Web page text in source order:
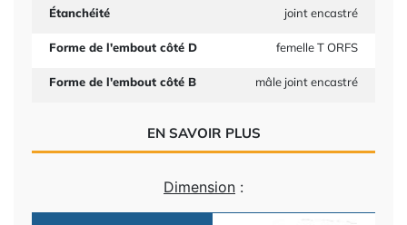
Étanchéité joint encastré
Forme de l'embout côté D femelle T ORFS
Forme de l'embout côté B mâle joint encastré
EN SAVOIR PLUS
Dimension :